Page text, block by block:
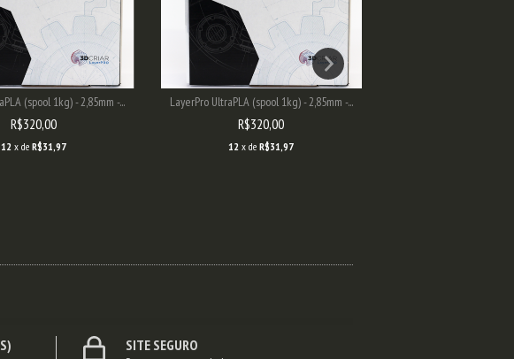
(spool 1kg) - 2,85mm -...
R$320,00
12 x de R$31,97
LayerPro UltraPLA (spool 1kg) - 2,85mm -...
R$320,00
12 x deR$31,97
SITE SEGURO